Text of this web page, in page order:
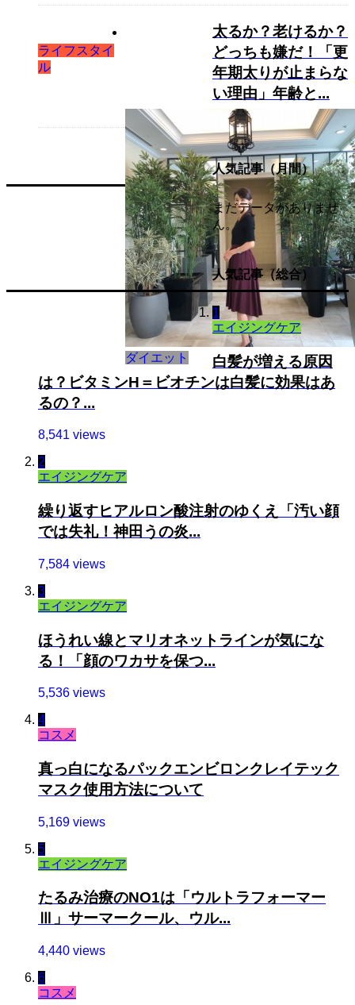
ライフスタイ
ル
ダイエット
太るか？老けるか？
どっちも嫌だ！「更
年期太りが止まらな
い理由」年齢と...
人気記事（月間）
まだデータがありませ
ん。
人気記事（総合）
1
エイジングケア
白髪が増える原因
は？ビタミンH＝ビオチンは白髪に効果はあ
るの？...
8,541 views
2
エイジングケア
繰り返すヒアルロン酸注射のゆくえ「汚い顔
では失礼！神田うの炎...
7,584 views
3
エイジングケア
ほうれい線とマリオネットラインが気にな
る！「顔のワカサを保つ...
5,536 views
4
コスメ
真っ白になるパックエンビロンクレイテック
マスク使用方法について
5,169 views
5
エイジングケア
たるみ治療のNO1は「ウルトラフォーマー
Ⅲ」サーマークール、ウル...
4,440 views
6
コスメ